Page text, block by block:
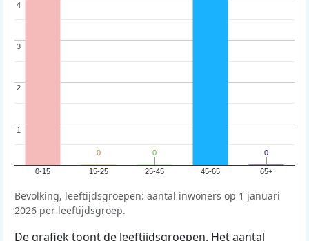
0-15 15-25 25-45 45-65 65+
11
2
2
3
3
4
4
0
0 0
0 0
0
Bevolking, leeftijdsgroepen: aantal inwoners op 1 januari
2026 per leeftijdsgroep.
De grafiek toont de leeftijdsgroepen. Het aantal